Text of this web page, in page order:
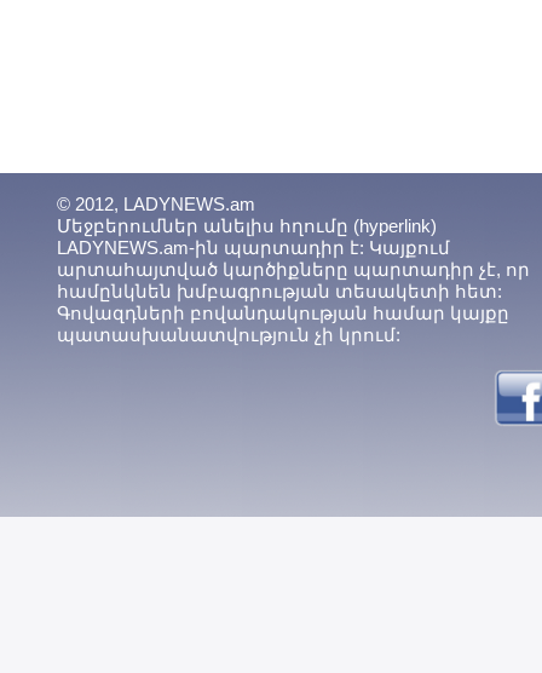
© 2012, LADYNEWS.am
Մեջբերումներ անելիս հղումը (hyperlink)
LADYNEWS.am-ին պարտադիր է: Կայքում
արտահայտված կարծիքները պարտադիր չէ, որ
համընկնեն խմբագրության տեսակետի հետ:
Գովազդների բովանդակության համար կայքը
պատասխանատվություն չի կրում: